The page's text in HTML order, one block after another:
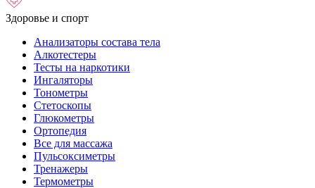
Здоровье и спорт
Анализаторы состава тела
Алкотестеры
Тесты на наркотики
Ингаляторы
Тонометры
Стетоскопы
Глюкометры
Ортопедия
Все для массажа
Пульсоксиметры
Тренажеры
Термометры